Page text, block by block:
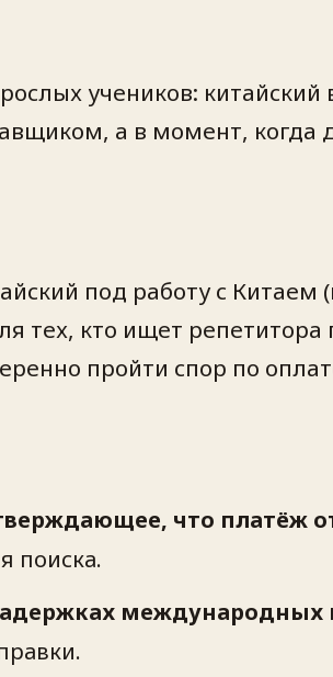
учеников:
а в момент,
под работу с
тех, кто ищет
пройти спор по
что платёж
поиска.
международных